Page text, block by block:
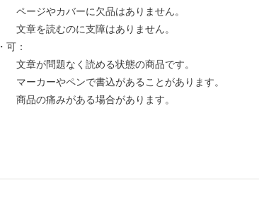
ページやカバーに欠品はありません。
文章を読むのに支障はありません。
・可：
文章が問題なく読める状態の商品です。
マーカーやペンで書込があることがあります。
商品の痛みがある場合があります。